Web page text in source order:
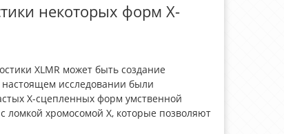
некоторых форм Х-
XLMR может быть создание
исследовании были
Х-сцепленных форм умственной
ломкой хромосомой Х, которые позволяют